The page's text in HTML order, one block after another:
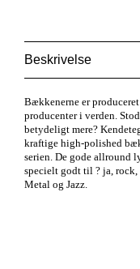
Beskrivelse
Bækkenerne er
producenter i verden.
betydeligt mere?
kraftige high-polished
serien. De gode allround
specielt godt til ? ja, rock,
Metal og Jazz.